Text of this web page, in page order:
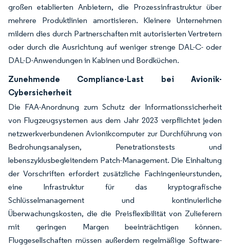
großen etablierten Anbietern, die Prozessinfrastruktur über
mehrere Produktlinien amortisieren. Kleinere Unternehmen
mildern dies durch Partnerschaften mit autorisierten Vertretern
oder durch die Ausrichtung auf weniger strenge DAL-C- oder
DAL-D-Anwendungen in Kabinen und Bordküchen.
Zunehmende Compliance-Last bei Avionik-
Cybersicherheit
Die FAA-Anordnung zum Schutz der Informationssicherheit
von Flugzeugsystemen aus dem Jahr 2023 verpflichtet jeden
netzwerkverbundenen Avionikcomputer zur Durchführung von
Bedrohungsanalysen, Penetrationstests und
lebenszyklusbegleitendem Patch-Management. Die Einhaltung
der Vorschriften erfordert zusätzliche Fachingenieurstunden,
eine Infrastruktur für das kryptografische
Schlüsselmanagement und kontinuierliche
Überwachungskosten, die die Preisflexibilität von Zulieferern
mit geringen Margen beeinträchtigen können.
Fluggesellschaften müssen außerdem regelmäßige Software-